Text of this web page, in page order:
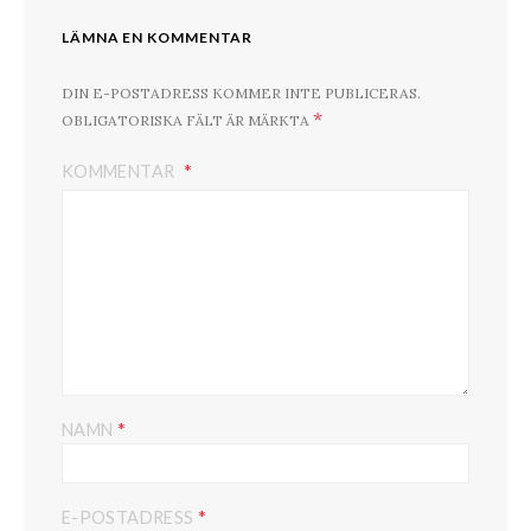
LÄMNA EN KOMMENTAR
DIN E-POSTADRESS KOMMER INTE PUBLICERAS.
OBLIGATORISKA FÄLT ÄR MÄRKTA *
KOMMENTAR
NAMN *
E-POSTADRESS *